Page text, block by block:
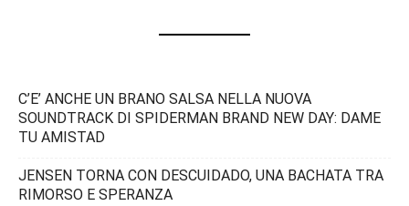
C’E’ ANCHE UN BRANO SALSA NELLA NUOVA
SOUNDTRACK DI SPIDERMAN BRAND NEW DAY: DAME
TU AMISTAD
JENSEN TORNA CON DESCUIDADO, UNA BACHATA TRA
RIMORSO E SPERANZA